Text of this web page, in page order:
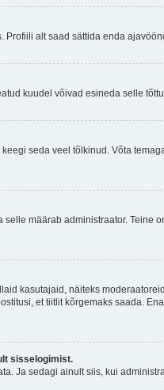
Profiili alt saad sättida enda
kuudel võivad esineda selle
seda veel tõlkinud. Võta
määrab administraator. Teine
kasutajaid, näiteks
et tiitlit kõrgemaks saada.
sisselogimist.
Ja sedagi ainult siis, kui